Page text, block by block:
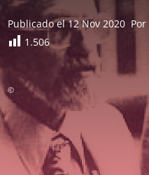
Publicado el 12 Nov 2020 Por
1.506
©